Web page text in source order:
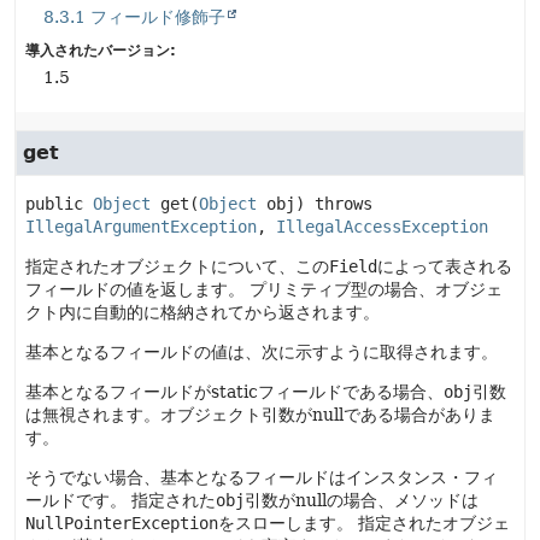
8.3.1 フィールド修飾子
導入されたバージョン:
1.5
get
public Object get (Object obj)
throws
IllegalArgumentException, IllegalAccessException
指定されたオブジェクトについて、このFieldによって表される
フィールドの値を返します。
プリミティブ型の場合、オブジェ
クト内に自動的に格納されてから返されます。
基本となるフィールドの値は、次に示すように取得されます。
基本となるフィールドがstaticフィールドである場合、 obj引数
は無視されます。オブジェクト引数がnullである場合がありま
す。
そうでない場合、基本となるフィールドはインスタンス・フィ
ールドです。
指定されたobj引数がnullの場合、メソッドは
NullPointerExceptionをスローします。
指定されたオブジェ